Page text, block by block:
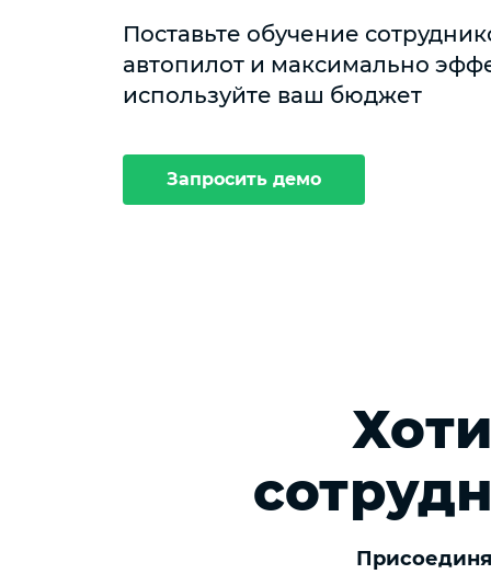
Поставьте обучение
автопилот и максимально
используйте ваш бюджет
Запросить демо